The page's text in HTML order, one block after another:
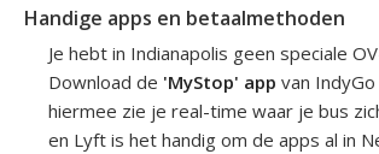
Handige apps en betaalmethoden
Je hebt in Indianapolis geen speciale
Download de 'MyStop' app van
hiermee zie je real-time waar je bus
en Lyft is het handig om de apps al in